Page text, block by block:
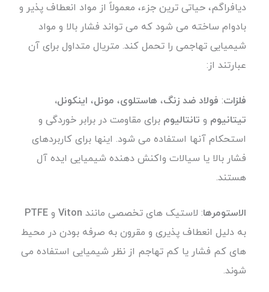
دیافراگم، حیاتی ترین جزء، معمولاً از مواد انعطاف پذیر و
بادوام ساخته می شود که می تواند فشار بالا و مواد
شیمیایی تهاجمی را تحمل کند. متریال متداول برای آن
عبارتند از:
فلزات: فولاد ضد زنگ، هاستلوی، مونل، اینکونل،
تیتانیوم و تانتالیوم برای مقاومت در برابر خوردگی و
استحکام آنها استفاده می شود. اینها برای کاربردهای
فشار بالا یا سیالات واکنش دهنده شیمیایی ایده آل
هستند.
الاستومرها: لاستیک های تخصصی مانند Vitonو PTFE
به دلیل انعطاف پذیری و مقرون به صرفه بودن در محیط
های کم فشار یا کم تهاجم از نظر شیمیایی استفاده می
شوند.